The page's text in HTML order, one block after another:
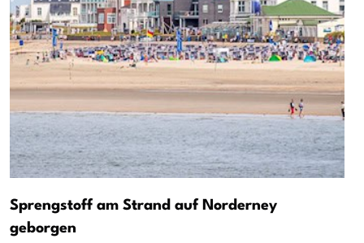
Sprengstoff am Strand auf Norderney
geborgen